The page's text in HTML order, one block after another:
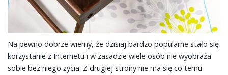
Na pewno dobrze wiemy, że dzisiaj bardzo popularne stało się
korzystanie z Internetu i w zasadzie wiele osób nie wyobraża
sobie bez niego życia. Z drugiej strony nie ma się co temu